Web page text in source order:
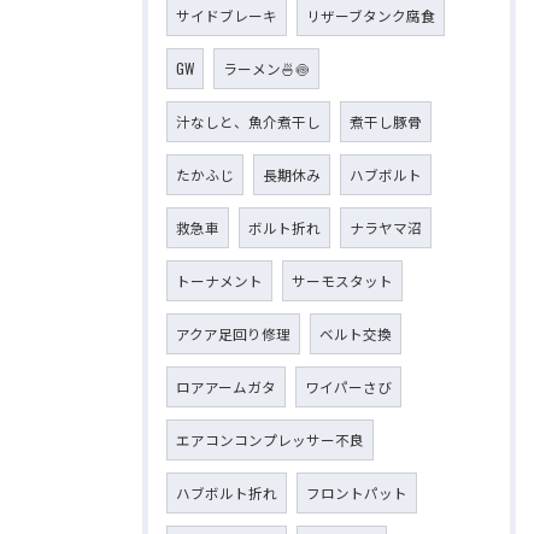
サイドブレーキ リザーブタンク腐食
GW ラーメン🍜🍥
汁なしと、魚介煮干し 煮干し豚骨
たかふじ 長期休み ハブボルト
救急車 ボルト折れ ナラヤマ沼
トーナメント サーモスタット
アクア足回り修理 ベルト交換
ロアアームガタ ワイパーさび
エアコンコンプレッサー不良
ハブボルト折れ フロントパット